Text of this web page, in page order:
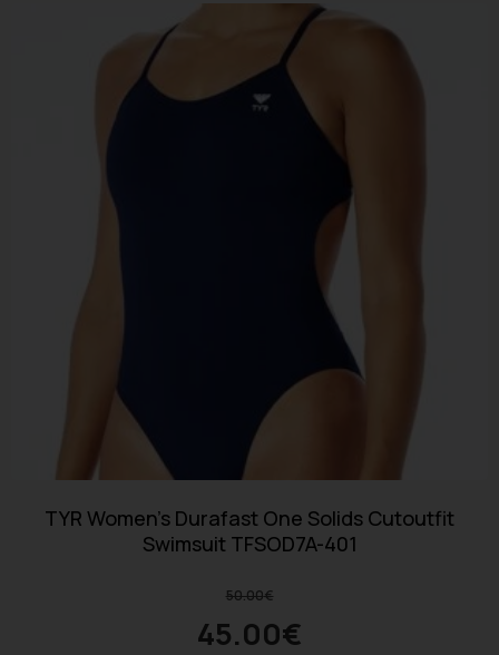
TYR Women’s Durafast One Solids Cutoutfit
Swimsuit TFSOD7A-401
50.00€
45.00€